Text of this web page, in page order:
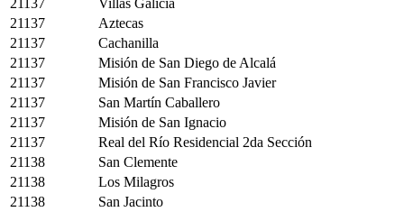
21137
Aztecas
21137
Cachanilla
21137
Misión de San Diego de Alcalá
21137
Misión de San Francisco Javier
21137
San Martín Caballero
21137
Misión de San Ignacio
21137
Real del Río Residencial 2da Sección
21138
San Clemente
21138
Los Milagros
21138
San Jacinto